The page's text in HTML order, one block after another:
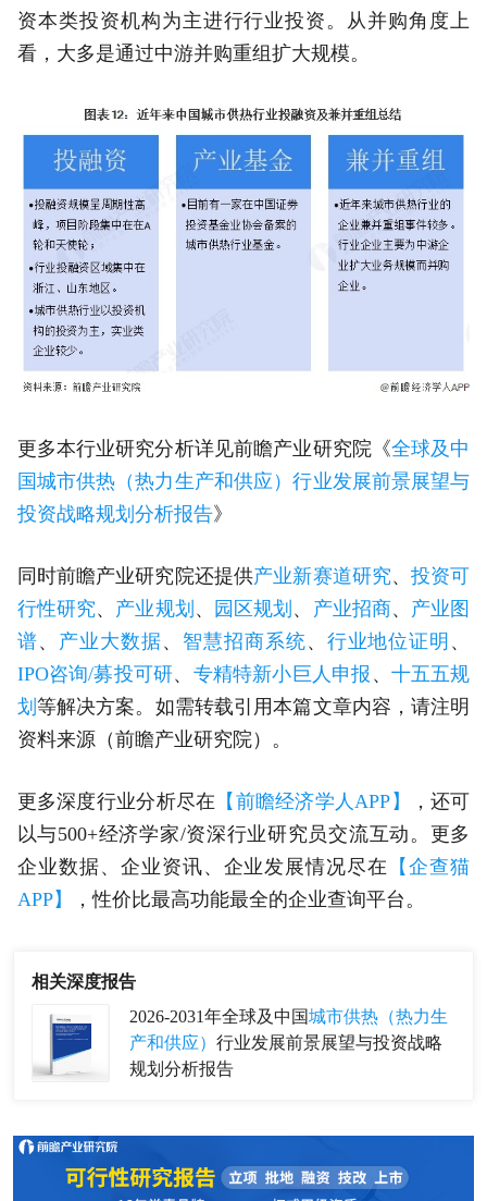
资本类投资机构为主进行行业投资。从并购角度上
看，大多是通过中游并购重组扩大规模。
更多本行业研究分析详见前瞻产业研究院《全球及中
国城市供热（热力生产和供应）行业发展前景展望与
投资战略规划分析报告》
同时前瞻产业研究院还提供产业新赛道研究、投资可
行性研究、 产业规划 、 园区规划 、 产业招商、 产业图
谱、 产业大数据、 智慧招商系统、 行业地位证明 、
IPO咨询/募投可研、 专精特新小巨人申报 、 十五五规
划 等解决方案。如需转载引用本篇文章内容，请注明
资料来源（前瞻产业研究院）。
更多深度行业分析尽在 【前瞻经济学人APP】
，还可
以与500+经济学家/资深行业研究员交流互动。更多
企业数据、企业资讯、企业发展情况尽在
【企查猫
APP】
，性价比最高功能最全的企业查询平台。
相关深度报告
2026-2031年全球及中国城市供热（热力生
产和供应） 行业发展前景展望与投资战略
规划分析报告